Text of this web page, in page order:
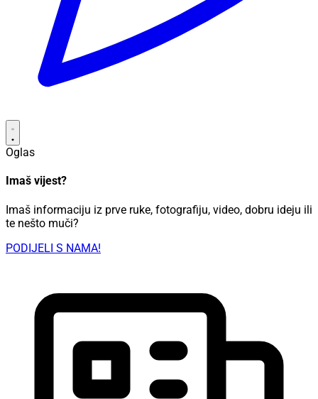
Oglas
Imaš vijest?
Imaš informaciju iz prve ruke, fotografiju, video, dobru ideju ili
te nešto muči?
PODIJELI S NAMA!